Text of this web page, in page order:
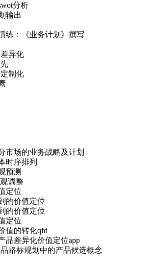
分析
输出
练：《业务计划》撰写
异化
制化
市场的业务战略及计划
时序排列
预测
调整
定位
的价值定位
的价值定位
定位
值的转化qfd
品差异化价值定位app
路标规划中的产品候选概念